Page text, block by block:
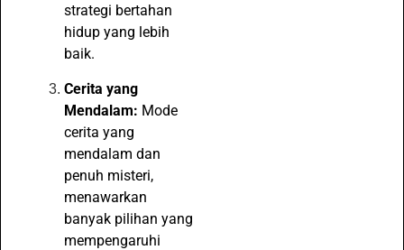
strategi bertahan
hidup yang lebih
baik.
Cerita yang
Mendalam: Mode
cerita yang
mendalam dan
penuh misteri,
menawarkan
banyak pilihan yang
mempengaruhi